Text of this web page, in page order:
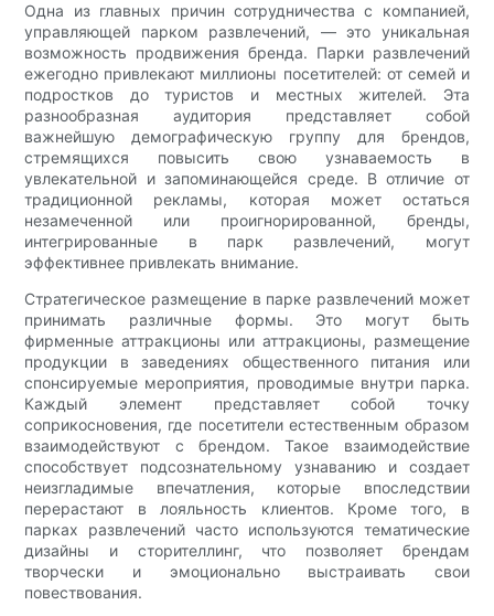
Одна из главных причин сотрудничества с компанией,
управляющей парком развлечений, — это уникальная
возможность продвижения бренда. Парки развлечений
ежегодно привлекают миллионы посетителей: от семей и
подростков до туристов и местных жителей. Эта
разнообразная аудитория представляет собой
важнейшую демографическую группу для брендов,
стремящихся повысить свою узнаваемость в
увлекательной и запоминающейся среде. В отличие от
традиционной рекламы, которая может остаться
незамеченной или проигнорированной, бренды,
интегрированные в парк развлечений, могут
эффективнее привлекать внимание.
Стратегическое размещение в парке развлечений может
принимать различные формы. Это могут быть
фирменные аттракционы или аттракционы, размещение
продукции в заведениях общественного питания или
спонсируемые мероприятия, проводимые внутри парка.
Каждый элемент представляет собой точку
соприкосновения, где посетители естественным образом
взаимодействуют с брендом. Такое взаимодействие
способствует подсознательному узнаванию и создает
неизгладимые впечатления, которые впоследствии
перерастают в лояльность клиентов. Кроме того, в
парках развлечений часто используются тематические
дизайны и сторителлинг, что позволяет брендам
творчески и эмоционально выстраивать свои
повествования.